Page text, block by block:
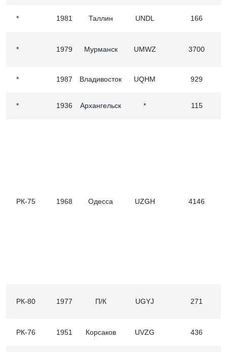
* 1981 Таллин UNDL 166
* 1979 Мурманск UMWZ 3700
* 1987 Владивосток UQHM 929
* 1936 Архангельск * 115
РК-75 1968 Одесса UZGH 4146
РК-80 1977 П/К UGYJ 271
РК-76 1951 Корсаков UVZG 436